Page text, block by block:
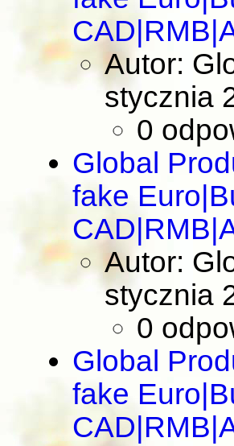
Autor:
stycznia
0
Global
fake
Autor:
stycznia
0
Global
fake